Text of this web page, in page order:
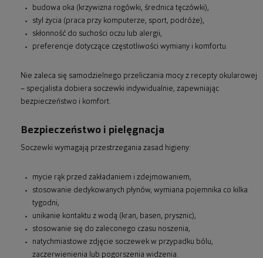
budowa oka (krzywizna rogówki, średnica tęczówki),
styl życia (praca przy komputerze, sport, podróże),
skłonność do suchości oczu lub alergii,
preferencje dotyczące częstotliwości wymiany i komfortu.
Nie zaleca się samodzielnego przeliczania mocy z recepty okularowej
– specjalista dobiera soczewki indywidualnie, zapewniając
bezpieczeństwo i komfort.
Bezpieczeństwo i pielęgnacja
Soczewki wymagają przestrzegania zasad higieny:
mycie rąk przed zakładaniem i zdejmowaniem,
stosowanie dedykowanych płynów, wymiana pojemnika co kilka
tygodni,
unikanie kontaktu z wodą (kran, basen, prysznic),
stosowanie się do zaleconego czasu noszenia,
natychmiastowe zdjęcie soczewek w przypadku bólu,
zaczerwienienia lub pogorszenia widzenia.